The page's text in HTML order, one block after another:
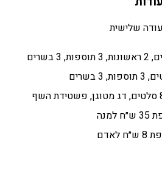
שלישית